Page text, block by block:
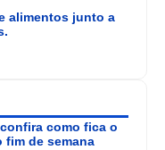
alimentos junto a
como fica o
fim de semana